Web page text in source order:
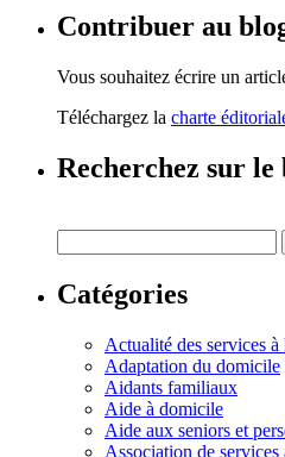
Contribuer au
Vous souhaitez écrire un
Téléchargez la charte
Recherchez sur le
Catégories
Actualité des services à
Adaptation du domicile
Aidants familiaux
Aide à domicile
Aide aux seniors et
Association de services